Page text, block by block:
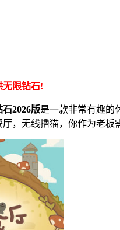
无限钻石!
2026版是一款非常有趣的
，无线撸猫，你作为老板